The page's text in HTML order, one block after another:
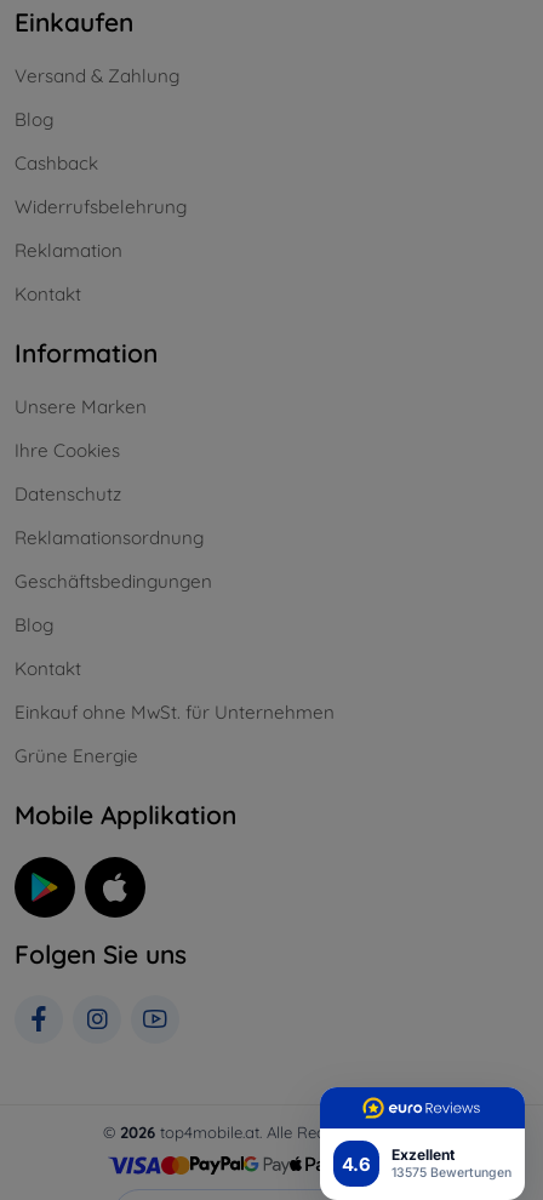
4.6 Exzellent
13575 Bewertungen
Einkaufen
Versand & Zahlung
Blog
Cashback
Widerrufsbelehrung
Reklamation
Kontakt
Information
Unsere Marken
Ihre Cookies
Datenschutz
Reklamationsordnung
Geschäftsbedingungen
Blog
Kontakt
Einkauf ohne MwSt. für Unternehmen
Grüne Energie
Mobile Applikation
Folgen Sie uns
© 2026top4mobile.at. Alle Rechte vorbehalten.